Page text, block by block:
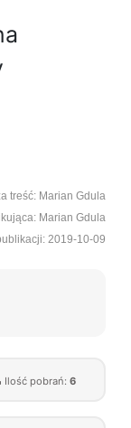
treść: Marian Gdula
Marian Gdula
2019-10-09
Ilość pobrań: 6